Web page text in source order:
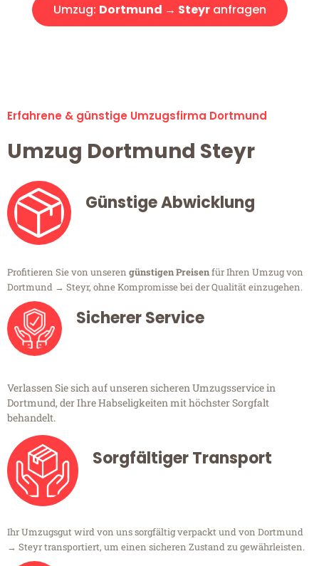
Umzug: Dortmund → Steyranfragen
Erfahrene & günstige Umzugsfirma Dortmund
Umzug Dortmund Steyr
Günstige Abwicklung
Profitieren Sie von unseren günstigen Preisenfür Ihren Umzug von
Dortmund → Steyr, ohne Kompromisse bei der Qualität einzugehen.
Sicherer Service
Verlassen Sie sich auf unseren sicheren Umzugsservice in
Dortmund, der Ihre Habseligkeiten mit höchster Sorgfalt
behandelt.
Sorgfältiger Transport
Ihr Umzugsgut wird von uns sorgfältig verpackt und von Dortmund
→ Steyr transportiert, um einen sicheren Zustand zu gewährleisten.